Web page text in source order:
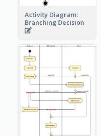
Activity Diagram:
Branching Decision